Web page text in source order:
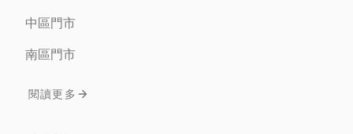
中區門市
南區門市
閱讀更多